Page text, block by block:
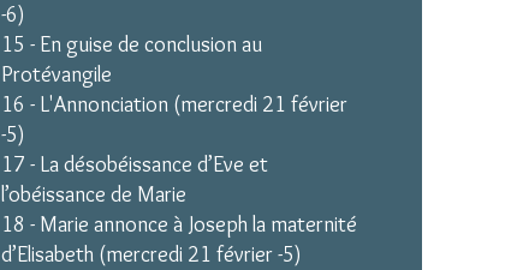
-6)
15 - En guise de conclusion au
Protévangile
16 - L'Annonciation (mercredi 21 février
-5)
17 - La désobéissance d’Eve et
l’obéissance de Marie
18 - Marie annonce à Joseph la maternité
d’Elisabeth (mercredi 21 février -5)